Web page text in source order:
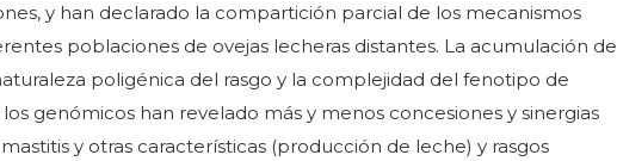
y han declarado la compartición parcial de los mecanismos
poblaciones de ovejas lecheras distantes. La acumulación de
poligénica del rasgo y la complejidad del fenotipo de
genómicos han revelado más y menos concesiones y sinergias
y otras características (producción de leche) y rasgos